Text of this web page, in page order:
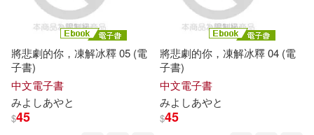
將悲劇的你，凍解冰釋 05 (電
子書)
中文電子書
みよ しあやと
$45
將悲劇的你，凍解冰釋 04 (電
子書)
中文電子書
みよ しあやと
$45